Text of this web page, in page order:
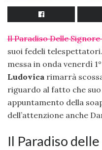
Il Paradiso Delle Signore
suoi fedeli
messa in onda venerdì
Ludovica rimarrà
riguardo al fatto che
appuntamento della
dell’attenzione anche
Il Paradiso